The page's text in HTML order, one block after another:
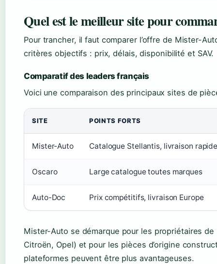
Quel est le meilleur site pour
Pour trancher, il faut comparer l’offre de Mister-
critères objectifs : prix, délais, disponibilité et SAV.
Comparatif des leaders français
Voici une comparaison des principaux sites de
SITE POINTS FORTS
Mister-Auto Catalogue Stellantis, livraison
Oscaro Large catalogue toutes marques
Auto-Doc Prix compétitifs, livraison Europe
Mister-Auto se démarque pour les propriétaires
Citroën, Opel) et pour les pièces d’origine
plateformes peuvent être plus avantageuses.